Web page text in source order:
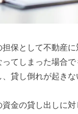
保として不動産
てしまった場合
貸し倒れが起きな
金の貸し出しに